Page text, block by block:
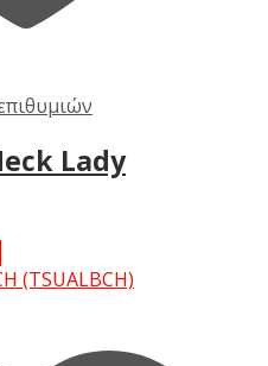
Lady